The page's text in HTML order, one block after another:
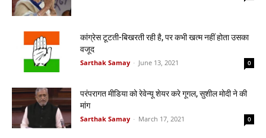
कांग्रेस टूटती-बिखरती रही है, पर कभी खत्म नहीं होता उसका
वजूद
Sarthak Samay - June 13, 2021 0
परंपरागत मीडिया को रेवेन्यू शेयर करे गूगल, सुशील मोदी ने की
मांग
Sarthak Samay - March 17, 2021 0